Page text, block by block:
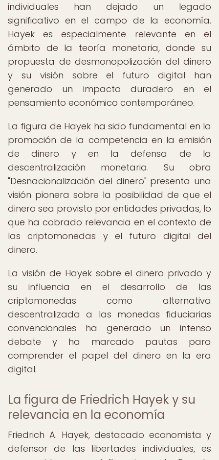
individuales han dejado un legado
significativo en el campo de la economía.
Hayek es especialmente relevante en el
ámbito de la teoría monetaria, donde su
propuesta de desmonopolización del dinero
y su visión sobre el futuro digital han
generado un impacto duradero en el
pensamiento económico contemporáneo.
La figura de Hayek ha sido fundamental en la
promoción de la competencia en la emisión
de dinero y en la defensa de la
descentralización monetaria. Su obra
"Desnacionalización del dinero" presenta una
visión pionera sobre la posibilidad de que el
dinero sea provisto por entidades privadas, lo
que ha cobrado relevancia en el contexto de
las criptomonedas y el futuro digital del
dinero.
La visión de Hayek sobre el dinero privado y
su influencia en el desarrollo de las
criptomonedas como alternativa
descentralizada a las monedas fiduciarias
convencionales ha generado un intenso
debate y ha marcado pautas para
comprender el papel del dinero en la era
digital.
La figura de Friedrich Hayek y su
relevancia en la economía
Friedrich A. Hayek, destacado economista y
defensor de las libertades individuales, es